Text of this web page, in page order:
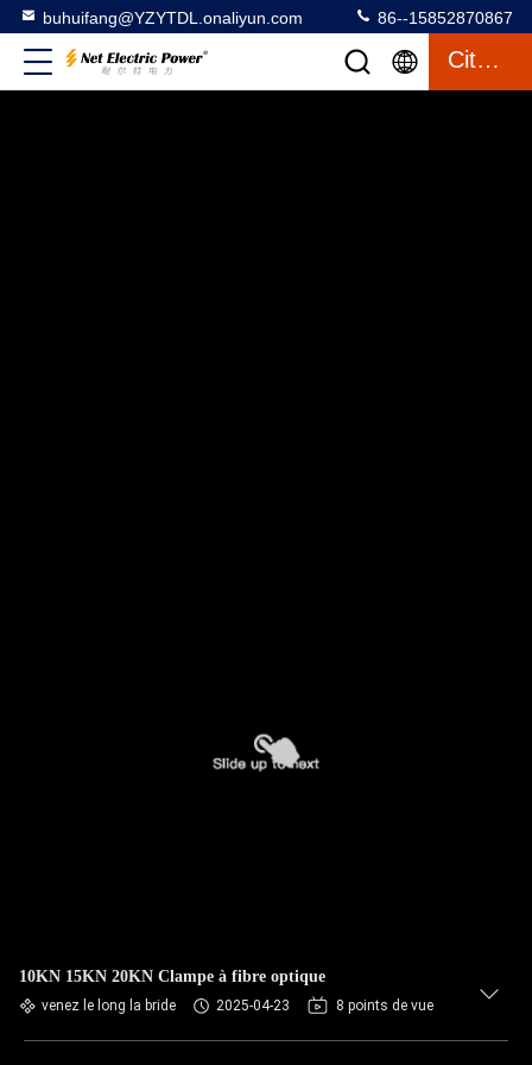
buhuifang@YZYTDL.onaliyun.com 86--15852870867
Citation
10KN 15KN 20KN Clampe à fibre optique
venez le long la bride 2025-04-23 8 points de vue